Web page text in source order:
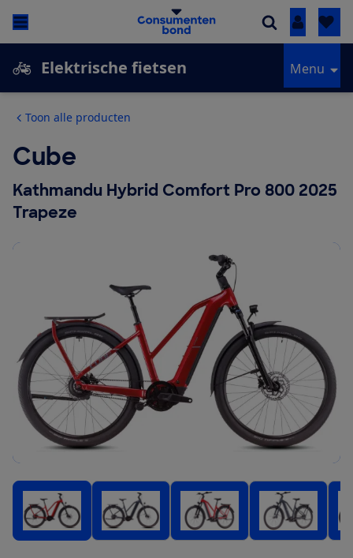
Inloggen
Elektrische fietsen Menu
Toon alle producten
Cube
Kathmandu Hybrid Comfort Pro 800 2025
Trapeze